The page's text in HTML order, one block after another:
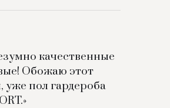
качественные
Обожаю этот
уже пол гардероба